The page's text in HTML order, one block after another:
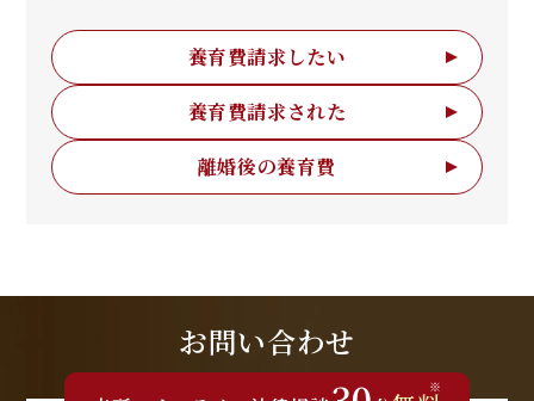
養育費請求したい
養育費請求された
離婚後の養育費
お問い合わせ
※